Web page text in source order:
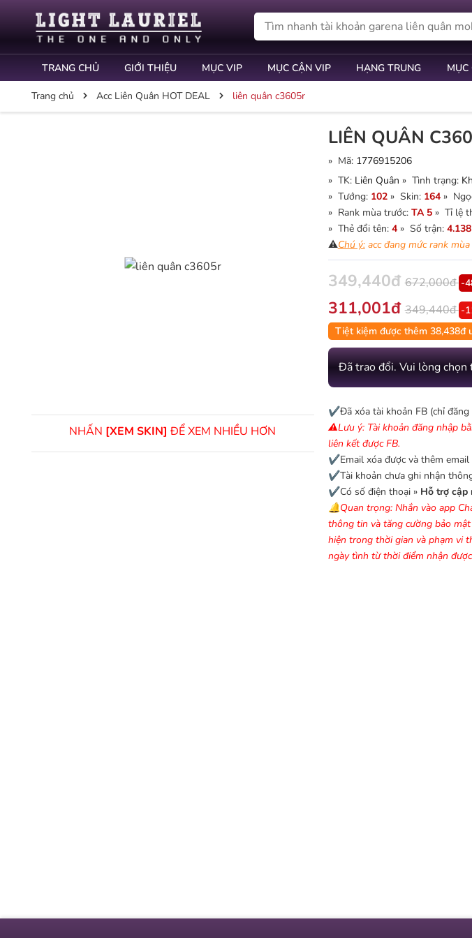
TRANG CHỦ GIỚI THIỆU MỤC VIP MỤC CẬN VIP HẠNG TRUNG MỤC
Trang chủ Acc Liên Quân HOT DEAL liên quân c3605r
NHẤN [XEM SKIN] ĐỂ XEM NHIỀU HƠN
LIÊN QUÂN
» Mã: 1776915206
» TK: Liên Quân » Tình trạng:
» Tướng: 102» Skin: 164»
» Rank mùa trước: TA 5 » Tỉ lệ
» Thẻ đổi tên: 4» Số trận: 4.138
⚠️Chú ý:acc đang mức rank mùa
349,440đ 672,000đ -
311,001đ 349,440đ -
Tiệt kiệm được thêm 38,438đ
Đã trao đổi. Vui lòng chọn
✔️Đã xóa tài khoản FB (chỉ đăng
⚠️Lưu ý: Tài khoản đăng nhập
liên kết được FB.
✔️Email xóa được và thêm email
✔️Tài khoản chưa ghi nhận
✔️Có số điện thoại » Hỗ trợ cập
🔔Quan trọng: Nhắn vào app
thông tin và tăng cường bảo
hiện trong thời gian và phạm vi
ngày tình từ thời điểm nhận